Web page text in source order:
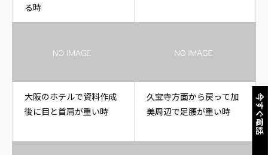
今すぐ電話
る時
大阪のホテルで資料作成
後に目と首肩が重い時
久宝寺方面から戻って加
美周辺で足腰が重い時